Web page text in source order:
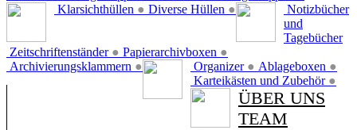
Klarsichthüllen ● Diverse Hüllen ●
Zeitschriftenständer ● Papierarchivboxen ●
Archivierungsklammern ● Organizer ● Ablageboxen ●
Karteikästen und Zubehör ●
Notizbücher
und
Tagebücher
ÜBER UNS
TEAM